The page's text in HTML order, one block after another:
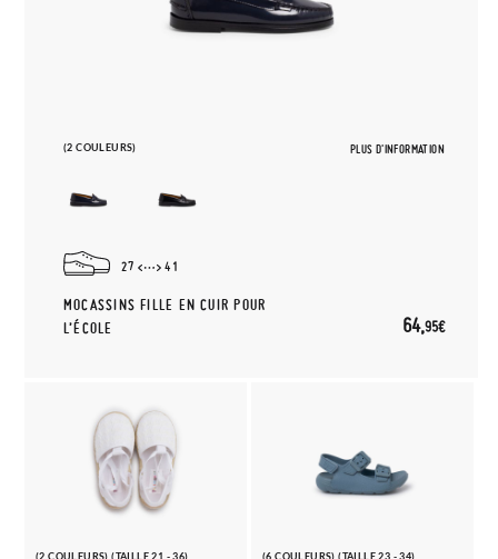
(2 COULEURS) PLUS D'INFORMATION
27 41
MOCASSINS FILLE EN CUIR POUR
L’ÉCOLE
64,95€
(2 COULEURS) (TAILLE 21 - 36) (6 COULEURS) (TAILLE 23 - 34)